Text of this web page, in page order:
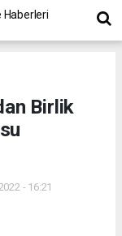
Birlik
- 16:21